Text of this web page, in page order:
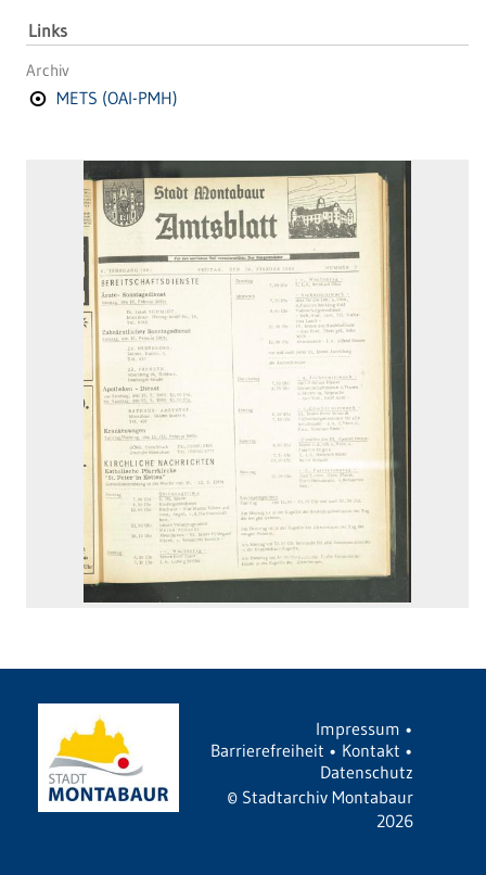
Links
Archiv
METS (OAI-PMH)
Impressum •
Barrierefreiheit • Kontakt •
Datenschutz
© Stadtarchiv Montabaur
2026